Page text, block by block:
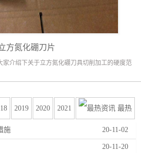
方氮化硼刀片
家介绍下关于立方氮化硼刀具切削加工的硬度范
2019 2020 2021 最热
施 20-11-02
20-11-20